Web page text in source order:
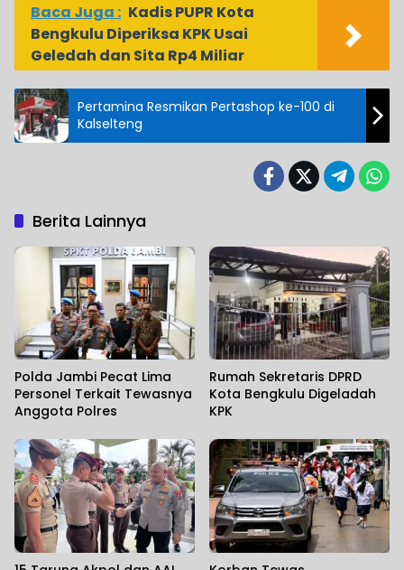
Baca Juga : Kadis PUPR Kota
Bengkulu Diperiksa KPK Usai
Geledah dan Sita Rp4 Miliar
Pertamina Resmikan Pertashop ke-100 di
Kalselteng
Berita Lainnya
Polda Jambi Pecat Lima
Personel Terkait Tewasnya
Anggota Polres
Rumah Sekretaris DPRD
Kota Bengkulu Digeladah
KPK